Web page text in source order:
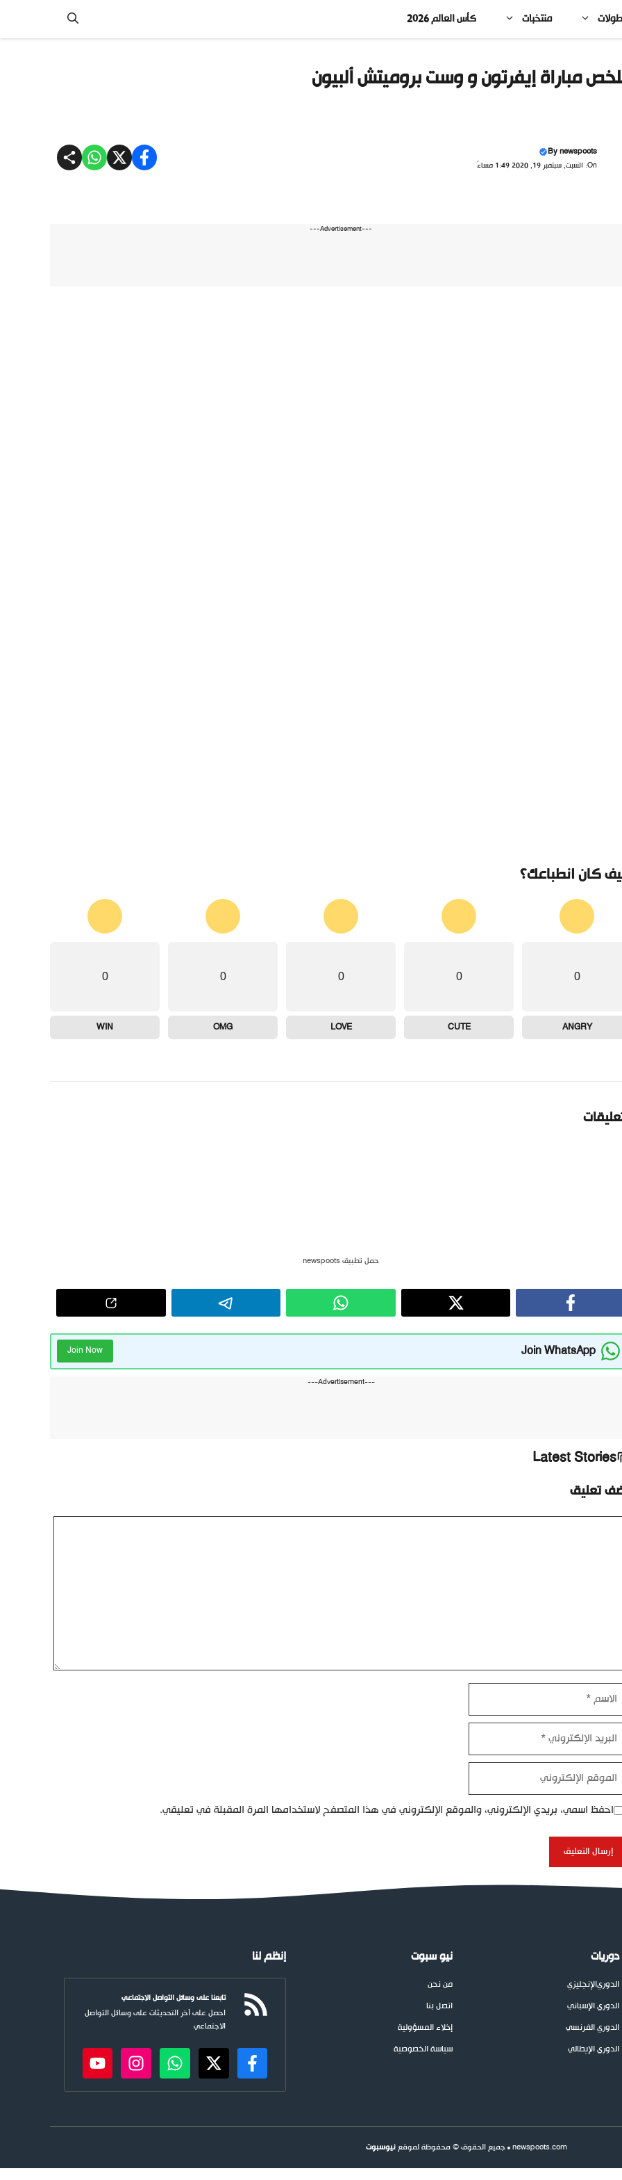
منتخبات كأس العالم 2026
مباراة إيفرتون و وست بروميتش ألبيون
Bynewspoots
On: السبت, سبتمبر 19, 2020 1:49 مساءً
---Advertisement---
كان انطباعك؟
0
ANGRY
0
CUTE
0
LOVE
0
OMG
0
WIN
حمل تطبيق newspoots
Join WhatsApp
Join Now
---Advertisement---
Latest Stories
تعليق
احفظ اسمي، بريدي الإلكتروني، والموقع الإلكتروني في هذا المتصفح لاستخدامها المرة المقبلة في تعليقي.
دوريات
الدوريالإنجليزي
الدوري الإسباني
الدوري الفرنسي
الدوري الإيطالي
نيو سبوت
من نحن
اتصل بنا
إخلاء المسؤولية
سياسة الخصوصية
إنظم لنا
تابعنا على وسائل التواصل الاجتماعي
احصل على آخر التحديثات على وسائل التواصل
الاجتماعي
newspoots.com • جميع الحقوق © محفوظة لموقع نيوسبوت